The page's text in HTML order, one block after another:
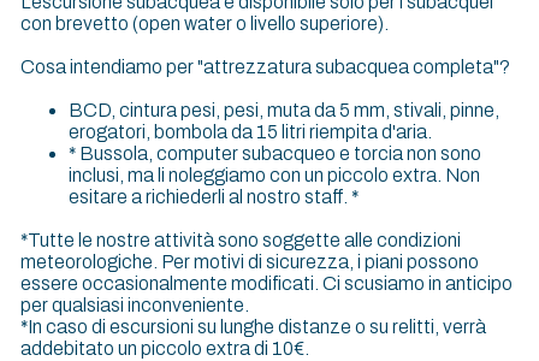
con brevetto (open water o livello superiore).
Cosa intendiamo per "attrezzatura subacquea completa"?
BCD, cintura pesi, pesi, muta da 5 mm, stivali, pinne,
erogatori, bombola da 15 litri riempita d'aria.
* Bussola, computer subacqueo e torcia non sono
inclusi, ma li noleggiamo con un piccolo extra. Non
esitare a richiederli al nostro staff. *
*Tutte le nostre attività sono soggette alle condizioni
meteorologiche. Per motivi di sicurezza, i piani possono
essere occasionalmente modificati. Ci scusiamo in anticipo
per qualsiasi inconveniente.
*In caso di escursioni su lunghe distanze o su relitti, verrà
addebitato un piccolo extra di 10€.